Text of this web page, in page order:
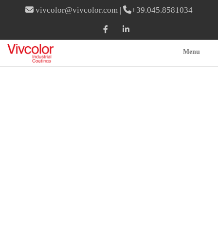
vivcolor@vivcolor.com | +39.045.8581034
Menu